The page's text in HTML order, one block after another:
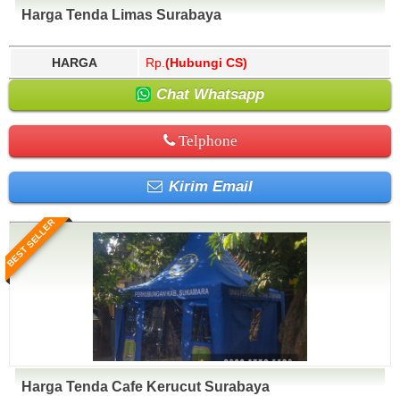
Harga Tenda Limas Surabaya
HARGA Rp. (Hubungi CS)
Chat Whatsapp
Telphone
Kirim Email
BEST SELLER
Harga Tenda Cafe Kerucut Surabaya